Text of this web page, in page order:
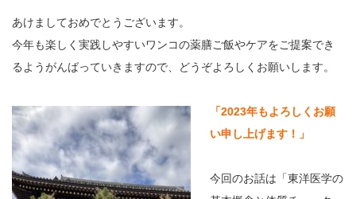
あけましておめでとうございます。
今年も楽しく実践しやすいワンコの薬膳ご飯やケアをご提案でき
るようがんばっていきますので、どうぞよろしくお願いします。
「2023年もよろしくお願
い申し上げます！」
今回のお話は「東洋医学の